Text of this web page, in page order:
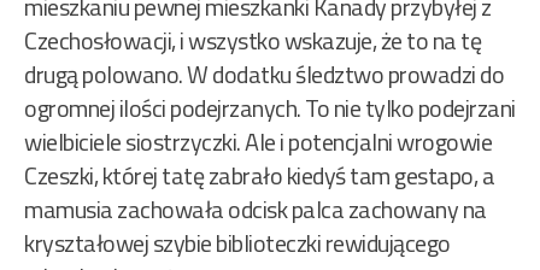
Czechosłowacji, i wszystko wskazuje, że to na tę
drugą polowano. W dodatku śledztwo prowadzi do
ogromnej ilości podejrzanych. To nie tylko podejrzani
wielbiciele siostrzyczki. Ale i potencjalni wrogowie
Czeszki, której tatę zabrało kiedyś tam gestapo, a
mamusia zachowała odcisk palca zachowany na
kryształowej szybie biblioteczki rewidującego